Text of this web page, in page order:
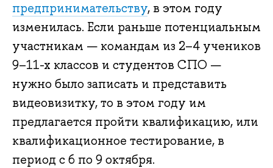
предпринимательству, в этом году
изменилась. Если раньше потенциальным
участникам — командам из 2–4 учеников
9–11-х классов и студентов СПО —
нужно было записать и представить
видеовизитку, то в этом году им
предлагается пройти квалификацию, или
квалификационное тестирование, в
период с 6 по 9 октября.